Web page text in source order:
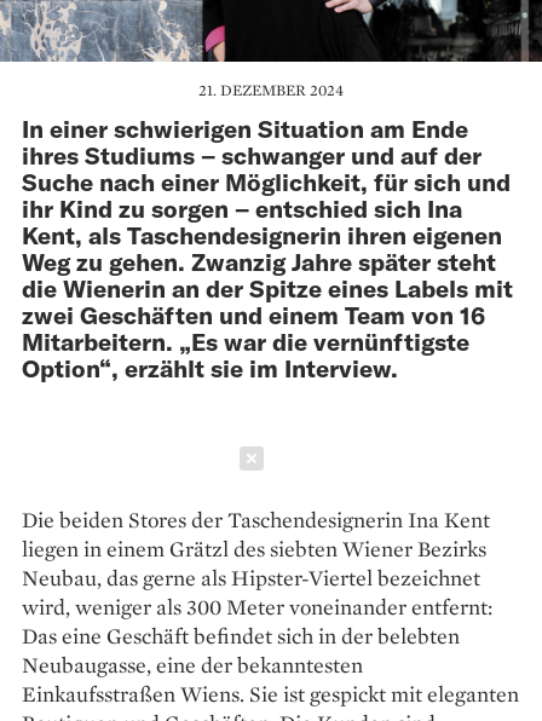
21. DEZEMBER 2024
In einer schwierigen Situation am Ende
ihres Studiums – schwanger und auf der
Suche nach einer Möglichkeit, für sich und
ihr Kind zu sorgen – entschied sich Ina
Kent, als Taschendesignerin ihren eigenen
Weg zu gehen. Zwanzig Jahre später steht
die Wienerin an der Spitze eines Labels mit
zwei Geschäften und einem Team von 16
Mitarbeitern. „Es war die vernünftigste
Option“, erzählt sie im Interview.
Die beiden Stores der Taschendesignerin Ina Kent
liegen in einem Grätzl des siebten Wiener Bezirks
Neubau, das gerne als Hipster-Viertel bezeichnet
wird, weniger als 300 Meter voneinander entfernt:
Das eine Geschäft befindet sich in der belebten
Neubaugasse, eine der bekanntesten
Einkaufsstraßen Wiens. Sie ist gespickt mit eleganten